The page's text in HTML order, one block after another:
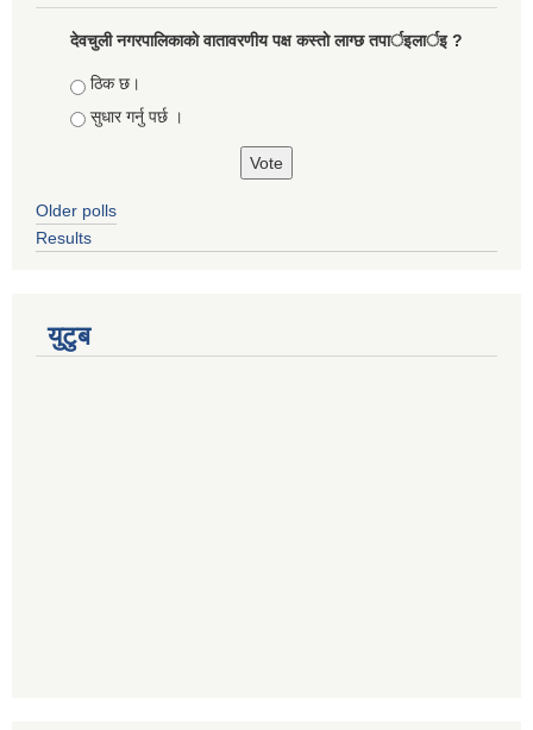
देवचुली नगरपालिकाकाे वातावरणीय पक्ष कस्ताे लाग्छ तपार्इलार्इ ?
Choices
ठिक छ।
सुधार गर्नु पर्छ ।
Older polls
Results
युटुब